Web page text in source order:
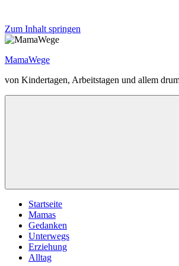
Zum Inhalt springen
MamaWege
von Kindertagen, Arbeitstagen und allem
Startseite
Mamas
Gedanken
Unterwegs
Erziehung
Alltag